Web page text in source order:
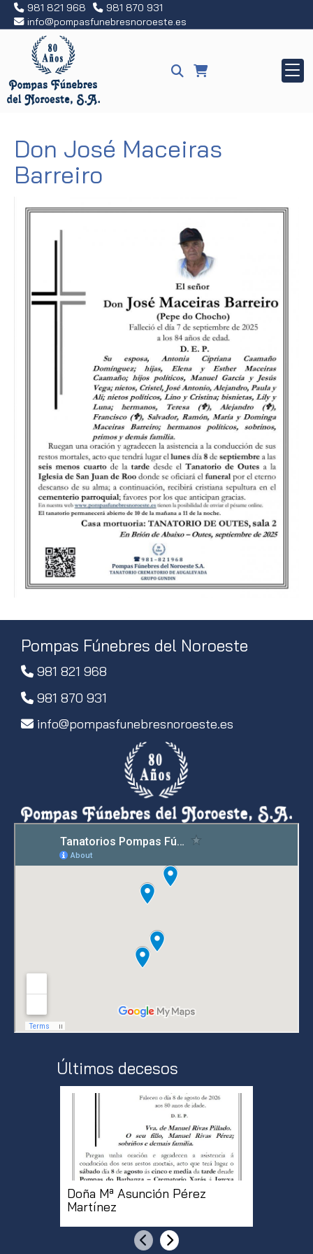
981 821 968
981 870 931
info
pompasfunebresnoroeste.es
Don José Maceiras
Barreiro
Pompas Fúnebres del Noroeste
981 821 968
981 870 931
info
pompasfunebresnoroeste.es
Últimos decesos
Doña Mª Asunción Pérez
Martínez
AnteriorSiguiente